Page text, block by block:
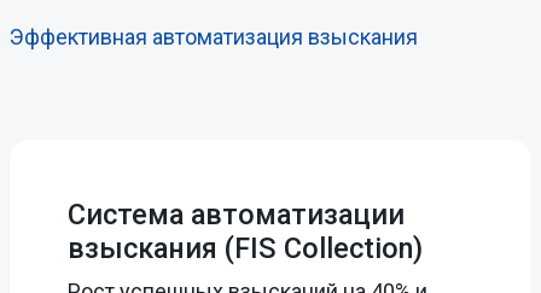
Эффективная автоматизация взыскания
Система автоматизации
взыскания (FIS Collection)